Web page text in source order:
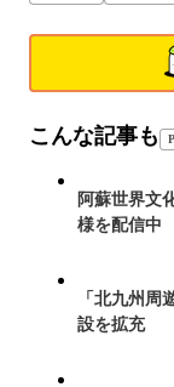
こんな記事も
阿蘇世界文
様を配信中
「北九州周
設を拡充